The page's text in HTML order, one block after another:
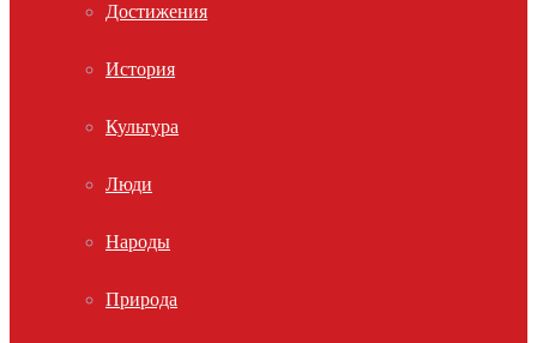
Достижения
История
Культура
Люди
Народы
Природа